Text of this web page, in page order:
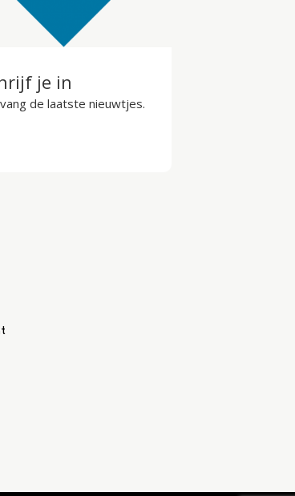
je in
de laatste nieuwtjes.